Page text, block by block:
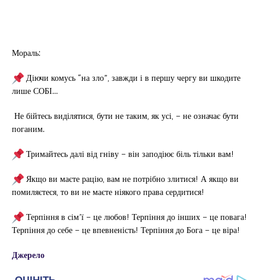
Мораль:
Діючи комусь “на зло”, завжди і в першу чергу ви шкодите
лише СОБІ…
Не бійтесь виділятися, бути не таким, як усі, – не означає бути
поганим.
Тримайтесь далі від гніву – він заподіює біль тільки вам!
Якщо ви маєте рацію, вам не потрібно злитися! А якщо ви
помиляєтеся, то ви не маєте ніякого права сердитися!
Терпіння в сім’ї – це любов! Терпіння до інших – це повага!
Терпіння до себе – це впевненість! Терпіння до Бога – це віра!
Джерело